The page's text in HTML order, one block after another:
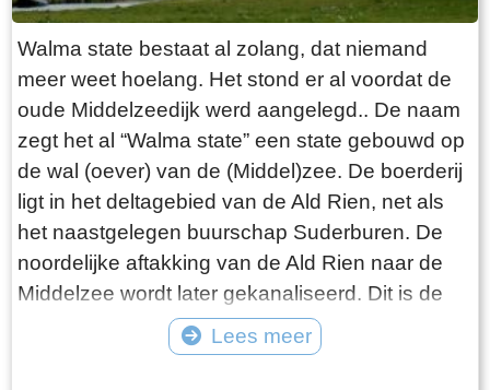
een vernieuwend plan om de Waddenzee en
het IJsselmeer weer met elkaar te verbinden".
Wikipedia zegt dat een zee "een grote
hoeveelheid water is die in open verbinding
staat met een andere zee". Ik weet niet hoeveel
moeite het kost om een geografische naam te
wijzigen maar wat mij betreft krijgt de Zuiderzee
een comeback.
Walma state bestaat al zolang, dat niemand
meer weet hoelang. Het stond er al voordat de
oude Middelzeedijk werd aangelegd.. De naam
zegt het al “Walma state” een state gebouwd op
de wal (oever) van de (Middel)zee. De boerderij
ligt in het deltagebied van de Ald Rien, net als
het naastgelegen buurschap Suderburen. De
noordelijke aftakking van de Ald Rien naar de
Middelzee wordt later gekanaliseerd. Dit is de
Folsgaasteropvaart. Een kreek die hierop uit
komt, is de oude opvaart naar de boerderij. Bij
Lees meer